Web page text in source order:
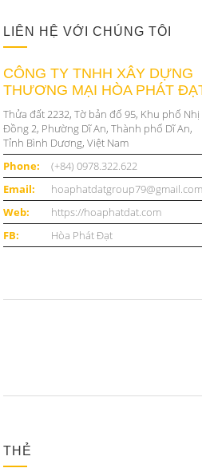
LIÊN HỆ VỚI CHÚNG TÔI
CÔNG TY TNHH XÂY DỰNG
THƯƠNG MẠI HÒA PHÁT
Thửa đất 2232, Tờ bản đố 95, Khu phố Nhị
Đồng 2, Phường Dĩ An, Thành phố Dĩ An,
Tỉnh Bình Dương, Việt Nam
Phone:
(+84) 0978.322.622
Email:
hoaphatdatgroup79@gmail.com
Web:
https://hoaphatdat.com
FB:
Hòa Phát Đạt
THẺ